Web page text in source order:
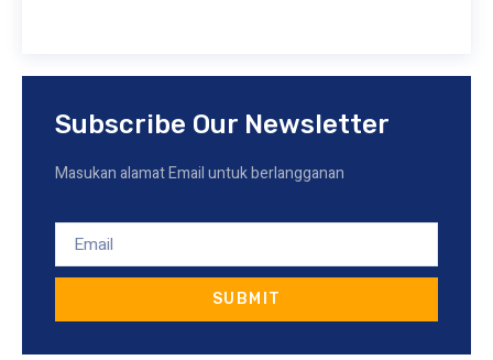
Subscribe Our Newsletter
Masukan alamat Email untuk berlangganan
SUBMIT